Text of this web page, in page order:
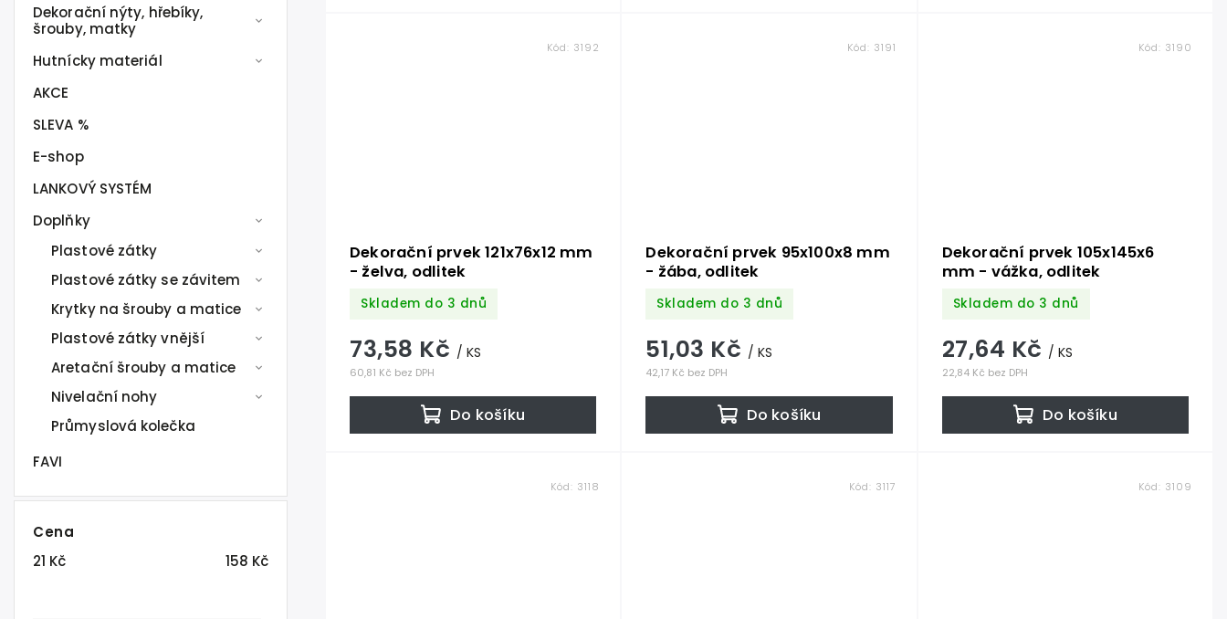
Dekorační nýty, hřebíky,
šrouby, matky
Hutnícky materiál
AKCE
SLEVA %
E-shop
LANKOVÝ SYSTÉM
Doplňky
Plastové zátky
Plastové zátky se závitem
Krytky na šrouby a matice
Plastové zátky vnější
Aretační šrouby a matice
Nivelační nohy
Průmyslová kolečka
FAVI
Cena
21 Kč 158 Kč
Dekorační prvek 121x76x12 mm
- želva, odlitek
Skladem do 3 dnů
60,81 Kč bez DPH
73,58 Kč / KS
Do košíku
Kód: 3192
Dekorační prvek 95x100x8 mm
- žába, odlitek
Skladem do 3 dnů
42,17 Kč bez DPH
51,03 Kč / KS
Do košíku
Kód: 3191
Dekorační prvek 105x145x6
mm - vážka, odlitek
Skladem do 3 dnů
22,84 Kč bez DPH
27,64 Kč/ KS
Do košíku
Kód: 3190
Kód: 3118 Kód: 3117 Kód: 3109